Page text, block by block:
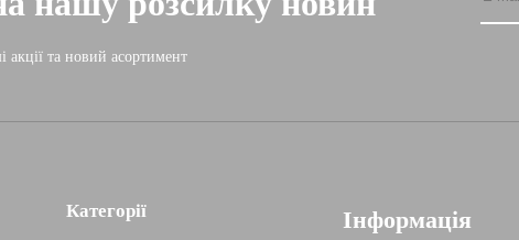
та новий асортимент
Категорії Інформація